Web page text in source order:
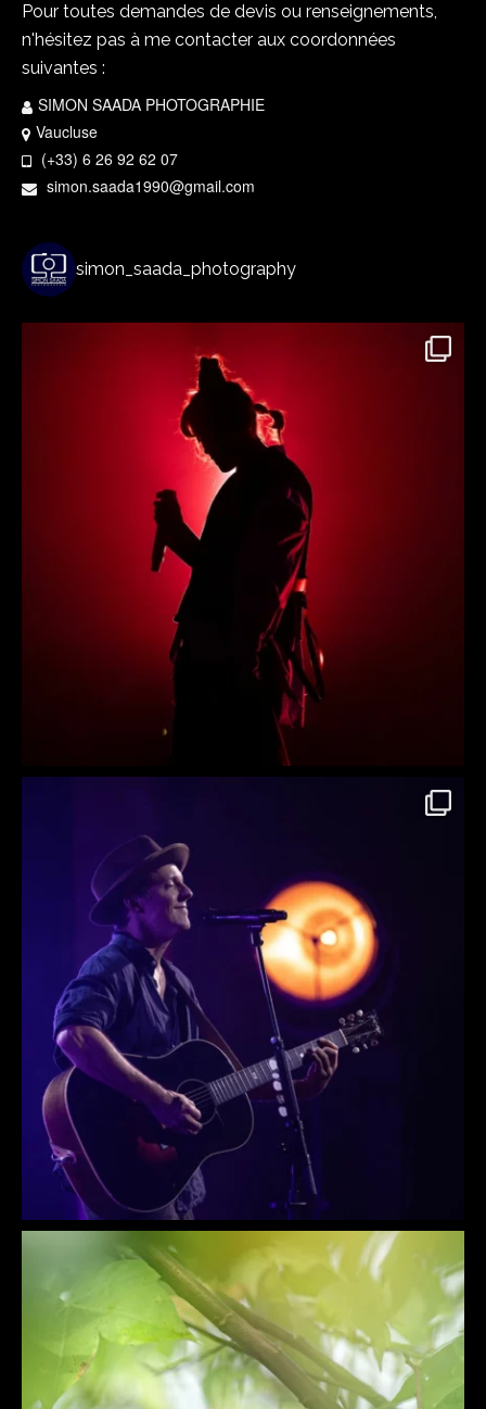
Pour toutes demandes de devis ou renseignements,
n'hésitez pas à me contacter aux coordonnées
suivantes :
SIMON SAADA PHOTOGRAPHIE
Vaucluse
(+33) 6 26 92 62 07
simon.saada1990@gmail.com
simon_saada_photography